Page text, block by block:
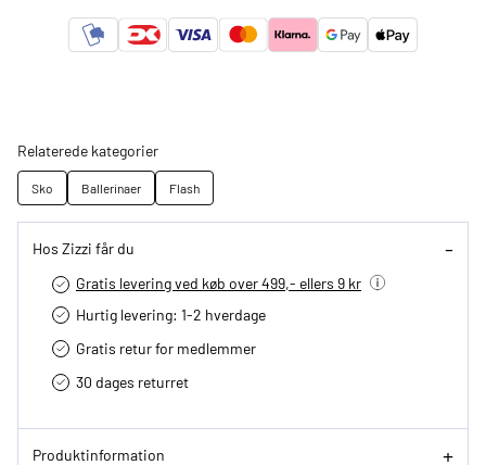
Relaterede kategorier
Sko Ballerinaer Flash
Hos Zizzi får du
Gratis levering ved køb over 499,- ellers 9 kr
Hurtig levering­: 1-2 hverdage
Gratis retur for medlemmer
30 dages returret
Produktinformation